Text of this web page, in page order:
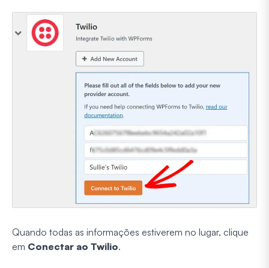
Quando todas as informações estiverem no lugar, clique
em Conectar ao Twilio.